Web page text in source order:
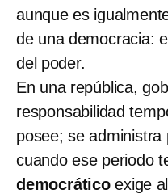
aunque es
de una democracia:
del poder.
En una república,
responsabilidad
posee; se
cuando ese periodo
democráticoexige